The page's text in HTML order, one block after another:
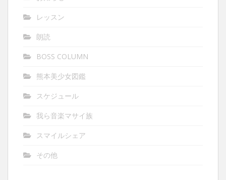
レッスン
朗読
BOSS COLUMN
熊本美少女図鑑
スケジュール
我ら音楽マサイ族
スマイルシェア
その他